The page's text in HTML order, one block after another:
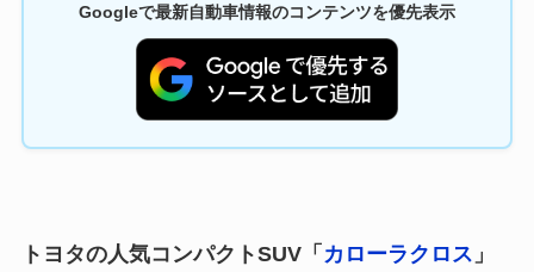
Googleで最新自動車情報のコンテンツを優先表示
トヨタの人気コンパクトSUV「 カローラクロス 」